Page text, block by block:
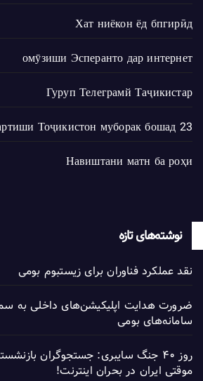
Хат ниёкон ёд бпгирӣд
омӯзиши Эсперанто дар интернет
Гуруп Телеграмй Таҷикистар
23 феврал, руз мели артиши Тоҷикистон муборак бошад.
Навиштани матн ба роҳи
نوشته‌های تازه
نقد عملکرد فناوران برای زیستبوم بومی
ضرورت هدایت اپلیکیشن‌های داخلی به
سامانه‌های بومی
روز ۴۰ جنگ سایبری: جستجوگران
موقتی ایران در بحران اینترنت!